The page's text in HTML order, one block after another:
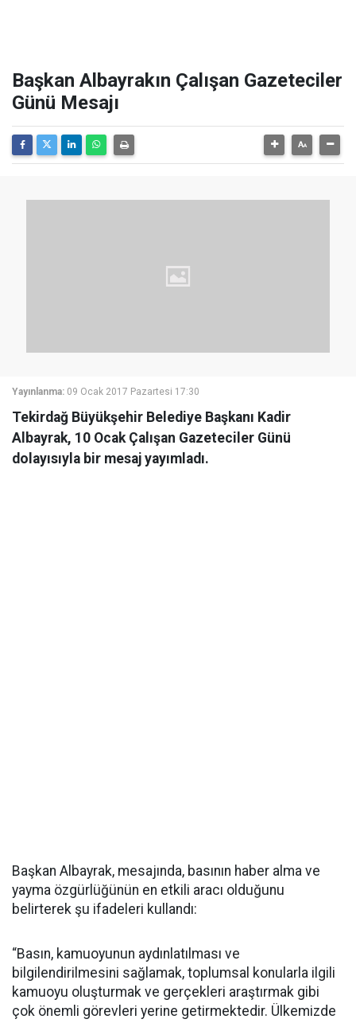
Başkan Albayrakın Çalışan Gazeteciler
Günü Mesajı
Yayınlanma: 09 Ocak 2017 Pazartesi 17:30
Tekirdağ Büyükşehir Belediye Başkanı Kadir
Albayrak, 10 Ocak Çalışan Gazeteciler Günü
dolayısıyla bir mesaj yayımladı.
Başkan Albayrak, mesajında, basının haber alma ve
yayma özgürlüğünün en etkili aracı olduğunu
belirterek şu ifadeleri kullandı:
“Basın, kamuoyunun aydınlatılması ve
bilgilendirilmesini sağlamak, toplumsal konularla ilgili
kamuoyu oluşturmak ve gerçekleri araştırmak gibi
çok önemli görevleri yerine getirmektedir. Ülkemizde